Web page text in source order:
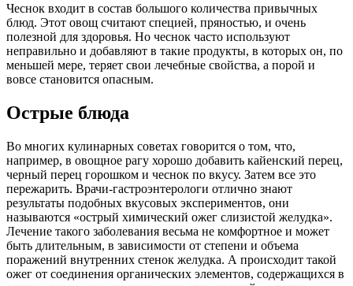
Чеснок входит в состав большого количества привычных
блюд. Этот овощ считают специей, пряностью, и очень
полезной для здоровья. Но чеснок часто используют
неправильно и добавляют в такие продукты, в которых он, по
меньшей мере, теряет свои лечебные свойства, а порой и
вовсе становится опасным.
Острые блюда
Во многих кулинарных советах говорится о том, что,
например, в овощное рагу хорошо добавить кайенский перец,
черный перец горошком и чеснок по вкусу. Затем все это
пережарить. Врачи-гастроэнтерологи отлично знают
результаты подобных вкусовых экспериментов, они
называются «острый химический ожег слизистой желудка».
Лечение такого заболевания весьма не комфортное и может
быть длительным, в зависимости от степени и объема
поражений внутренних стенок желудка. А происходит такой
ожег от соединения органических элементов, содержащихся в